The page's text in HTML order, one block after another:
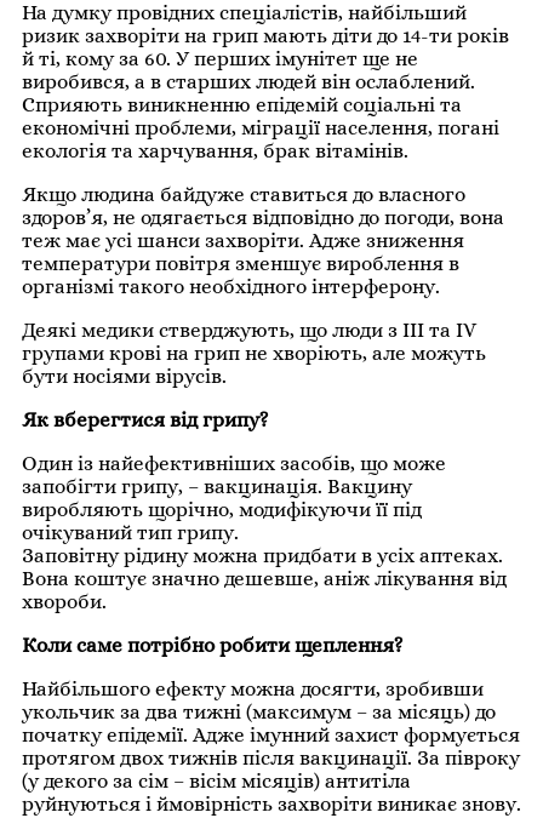
На думку провідних спеціалістів, найбільший
ризик захворіти на грип мають діти до 14-ти років
й ті, кому за 60. У перших імунітет ще не
виробився, а в старших людей він ослаблений.
Сприяють виникненню епідемій соціальні та
економічні проблеми, міграції населення, погані
екологія та харчування, брак вітамінів.
Якщо людина байдуже ставиться до власного
здоров’я, не одягається відповідно до погоди, вона
теж має усі шанси захворіти. Адже зниження
температури повітря зменшує вироблення в
організмі такого необхідного інтерферону.
Деякі медики стверджують, що люди з III та IV
групами крові на грип не хворіють, але можуть
бути носіями вірусів.
Як вберегтися від грипу?
Один із найефективніших засобів, що може
запобігти грипу, – вакцинація. Вакцину
виробляють щорічно, модифікуючи її під
очікуваний тип грипу.
Заповітну рідину можна придбати в усіх аптеках.
Вона коштує значно дешевше, аніж лікування від
хвороби.
Коли саме потрібно робити щеплення?
Найбільшого ефекту можна досягти, зробивши
укольчик за два тижні (максимум – за місяць) до
початку епідемії. Адже імунний захист формується
протягом двох тижнів після вакцинації. За півроку
(у декого за сім – вісім місяців) антитіла
руйнуються і ймовірність захворіти виникає знову.